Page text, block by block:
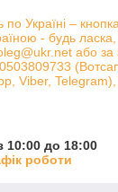
Україні –
- будь
або за
Viber, Telegram),
10:00 до 18:00
роботи